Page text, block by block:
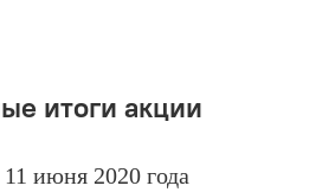
итоги акции
июня 2020 года